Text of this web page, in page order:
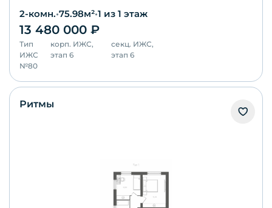
2-комн.•75.98м²•1 из 1 этаж
13 480 000 ₽
Тип
ИЖС
корп. ИЖС,
этап 6
секц. ИЖС,
этап 6
№80
Ритмы